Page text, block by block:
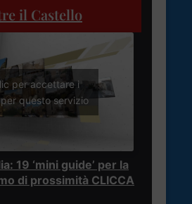
il Castello
per accettare i
questo servizio
19 ‘mini guide’ per la
di prossimità CLICCA